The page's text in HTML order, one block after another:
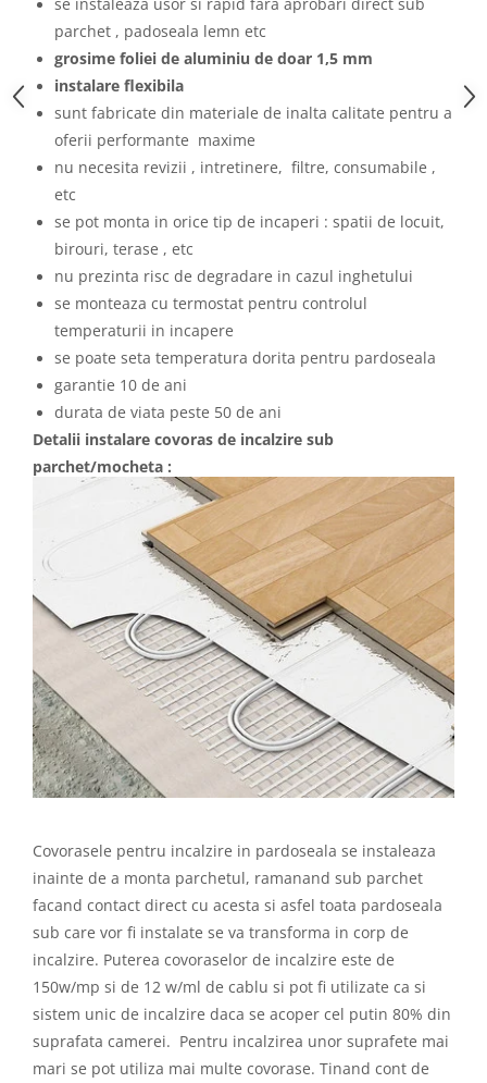
parchet , padoseala lemn etc
grosime foliei de aluminiu de doar 1,5 mm
instalare flexibila
sunt fabricate din materiale de inalta calitate pentru a
oferii performante maxime
nu necesita revizii , intretinere, filtre, consumabile ,
etc
se pot monta in orice tip de incaperi : spatii de locuit,
birouri, terase , etc
nu prezinta risc de degradare in cazul inghetului
se monteaza cu termostat pentru controlul
temperaturii in incapere
se poate seta temperatura dorita pentru pardoseala
garantie 10 de ani
durata de viata peste 50 de ani
Detalii instalare covoras de incalzire sub
parchet/mocheta :
Covorasele pentru incalzire in pardoseala se instaleaza
inainte de a monta parchetul, ramanand sub parchet
facand contact direct cu acesta si asfel toata pardoseala
sub care vor fi instalate se va transforma in corp de
incalzire. Puterea covoraselor de incalzire este de
150w/mp si de 12 w/ml de cablu si pot fi utilizate ca si
sistem unic de incalzire daca se acoper cel putin 80% din
suprafata camerei. Pentru incalzirea unor suprafete mai
mari se pot utiliza mai multe covorase. Tinand cont de